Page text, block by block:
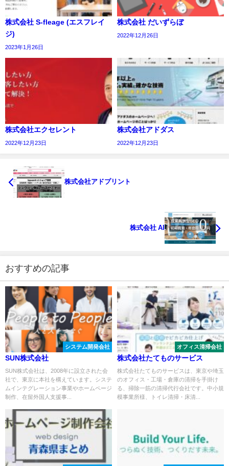
株式会社 S-fleage (エスフレイ
ジ)
2023年1月26日
株式会社 だいずらぼ
2022年12月26日
株式会社エクセレント
2022年12月23日
株式会社アドダス
2022年12月23日
株式会社アドプリント
株式会社 AI
おすすめの記事
システム開発会社
SUN株式会社
SUN株式会社は、2008年に設立された会
社で、東京に本社を構えています。システ
ムインテグレーション事業やホームページ
制作、在留外国人支援事...
オフィス清掃会社
株式会社たてものサービス
株式会社たてものサービスは、東京や埼玉
のオフィス・工場・倉庫の清掃を手掛け
る、掃除一筋の清掃代行会社です。中小規
模事業所様、トイレ清掃・床清...